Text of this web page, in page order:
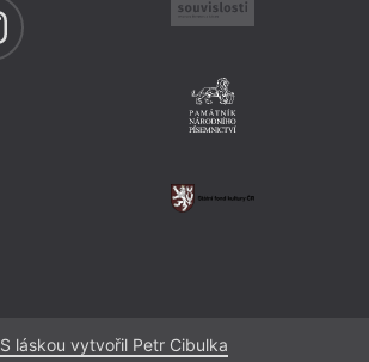
S láskou vytvořil Petr Cibulka